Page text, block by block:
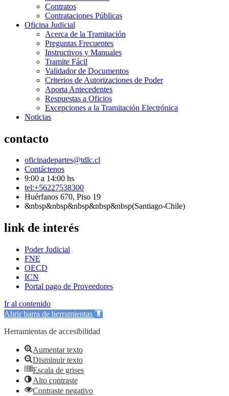
Contratos
Contrataciones Públicas
Oficina Judicial
Acerca de la Tramitación
Preguntas Frecuentes
Instructivos y Manuales
Tramite Fácil
Validador de Documentos
Criterios de Autorizaciones de Poder
Aporta Antecedentes
Respuestas a Oficios
Excepciones a la Tramitación Electrónica
Noticias
contacto
oficinadepartes@tdlc.cl
Contáctenos
9:00 a 14:00 hs
tel:+56227538300
Huérfanos 670, Piso 19
&nbsp&nbsp&nbsp&nbsp&nbsp(Santiago-Chile)
link de interés
Poder Judicial
FNE
OECD
ICN
Portal pago de Proveedores
Ir al contenido
Abrir barra de herramientas
Herramientas de accesibilidad
Aumentar texto
Disminuir texto
Escala de grises
Alto contraste
Contraste negativo